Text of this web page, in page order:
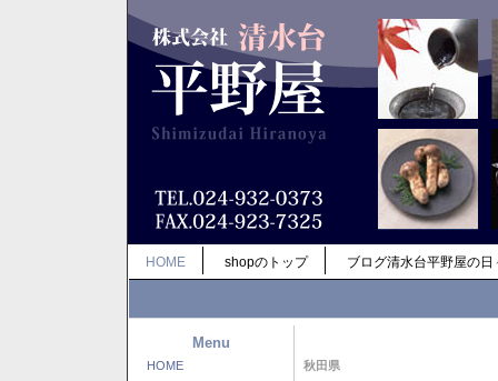
HOME shopのトップ ブログ清水台平野屋の日
Menu
HOME 秋田県